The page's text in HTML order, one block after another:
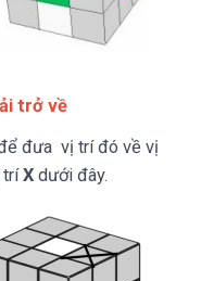
trở về
đưa vị trí đó về vị
tríX dưới đây.